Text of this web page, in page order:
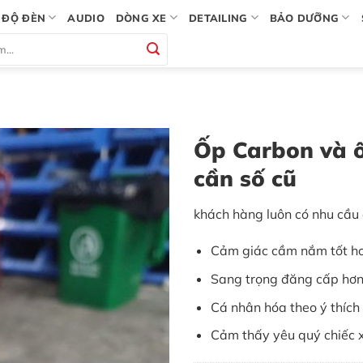
ĐỘ ĐÈN AUDIO DÒNG XE DETAILING BẢO DƯỠNG
Ốp Carbon và
cần số cũ
khách hàng luôn có nhu
Cảm giác cầm nắm tốt
Sang trọng đăng cấp hơn
Cá nhân hóa theo ý thích
Cảm thấy yêu quý chiếc